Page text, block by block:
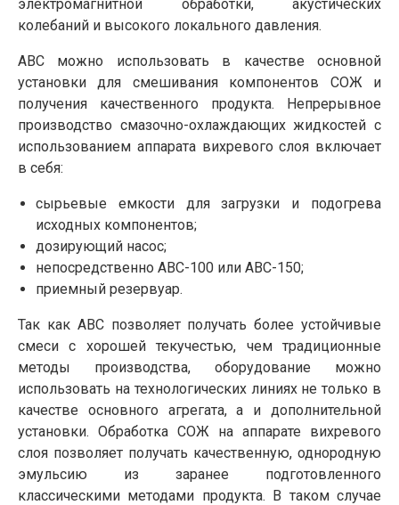
электромагнитной обработки, акустических
колебаний и высокого локального давления.
АВС можно использовать в качестве основной
установки для смешивания компонентов СОЖ и
получения качественного продукта. Непрерывное
производство смазочно-охлаждающих жидкостей с
использованием аппарата вихревого слоя включает
в себя:
сырьевые емкости для загрузки и подогрева
исходных компонентов;
дозирующий насос;
непосредственно АВС-100 или АВС-150;
приемный резервуар.
Так как АВС позволяет получать более устойчивые
смеси с хорошей текучестью, чем традиционные
методы производства, оборудование можно
использовать на технологических линиях не только в
качестве основного агрегата, а и дополнительной
установки. Обработка СОЖ на аппарате вихревого
слоя позволяет получать качественную, однородную
эмульсию из заранее подготовленного
классическими методами продукта. В таком случае